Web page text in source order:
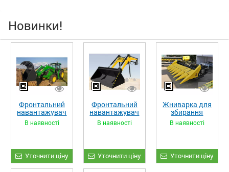
Новинки!
Фронтальний
навантажувач
«STRONG XL»
В наявності
Уточнити ціну
Фронтальний
навантажувач
«STRONG»
В наявності
Уточнити ціну
Жниварка для
збирання
кукурудзи
ЖКИ-870
В наявності
Уточнити ціну